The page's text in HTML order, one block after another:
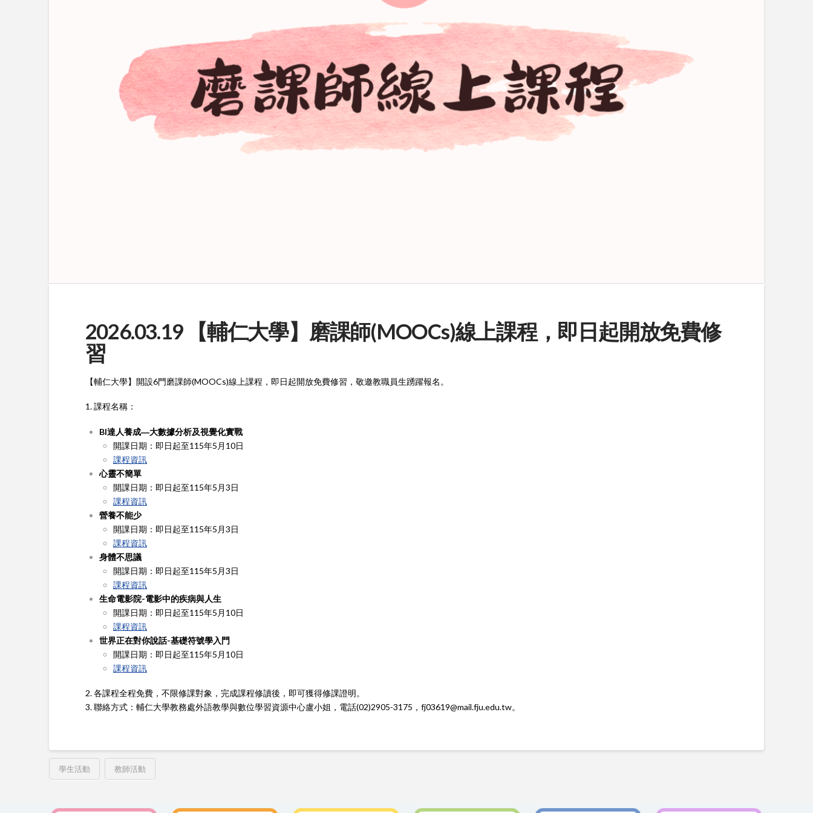
2026.03.19 【輔仁大學】磨課師(MOOCs)線上課程，即日起開放免費修
習
【輔仁大學】開設6門磨課師(MOOCs)線上課程，即日起開放免費修習，敬邀教職員生踴躍報名。
1. 課程名稱：
BI達人養成―大數據分析及視覺化實戰
開課日期：即日起至115年5月10日
課程資訊
心靈不簡單
開課日期：即日起至115年5月3日
課程資訊
營養不能少
開課日期：即日起至115年5月3日
課程資訊
身體不思議
開課日期：即日起至115年5月3日
課程資訊
生命電影院-電影中的疾病與人生
開課日期：即日起至115年5月10日
課程資訊
世界正在對你說話-基礎符號學入門
開課日期：即日起至115年5月10日
課程資訊
2. 各課程全程免費，不限修課對象，完成課程修讀後，即可獲得修課證明。
3. 聯絡方式：輔仁大學教務處外語教學與數位學習資源中心盧小姐，電話(02)2905-3175，fj03619@mail.fju.edu.tw。
學生活動 教師活動